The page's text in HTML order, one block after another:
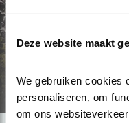
Deze website maakt
We gebruiken cookies
personaliseren, om
om ons
RATHLIN:
09.08.17